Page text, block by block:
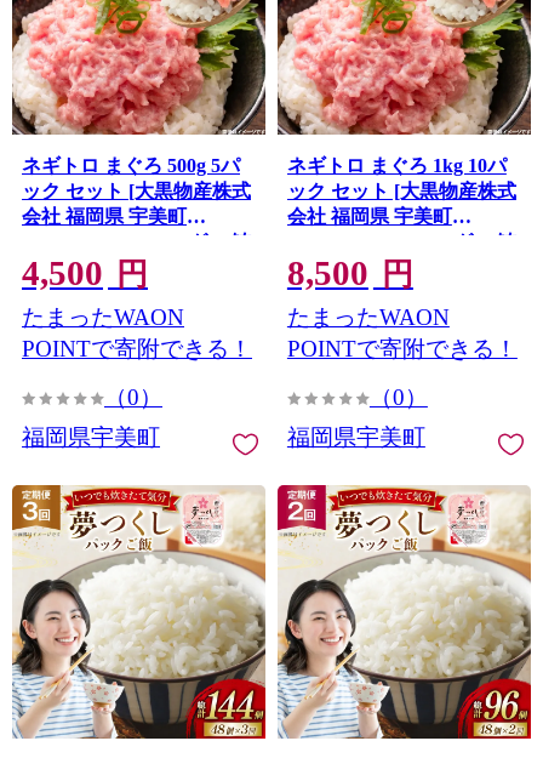
ネギトロ まぐろ 500g 5パ
ック セット [大黒物産株式
会社 福岡県 宇美町
um40bak830038] マグロ 鮪
ねぎとろ まぐろたたき ま
ぐろのたたき ご飯 海鮮 魚
介 惣菜 お惣菜 おかず おつ
まみ ネギトロ丼 丼 丼物 冷
4,500 円
たまったWAON
POINTで寄附できる！
（0）
福岡県宇美町
ネギトロ まぐろ 1kg 10パ
ック セット [大黒物産株式
会社 福岡県 宇美町
um40bak830037] マグロ 鮪
ねぎとろ まぐろたたき ま
ぐろのたたき ご飯 海鮮 魚
介 惣菜 お惣菜 おかず おつ
まみ ネギトロ丼 丼 丼物 冷
8,500 円
たまったWAON
POINTで寄附できる！
（0）
福岡県宇美町